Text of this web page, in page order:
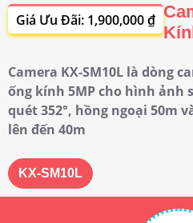
Giá Ưu Đãi: 1,900,000 ₫
Camera KX-SM10L là dòng
ống kính 5MP cho hình ảnh
quét 352°, hồng ngoại 50m
lên đến 40m
KX-SM10L